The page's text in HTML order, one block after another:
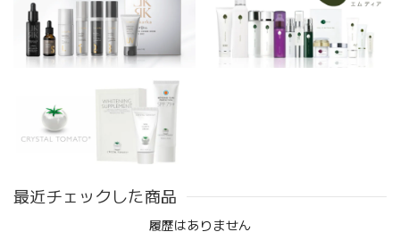
最近チェックした商品
履歴はありません